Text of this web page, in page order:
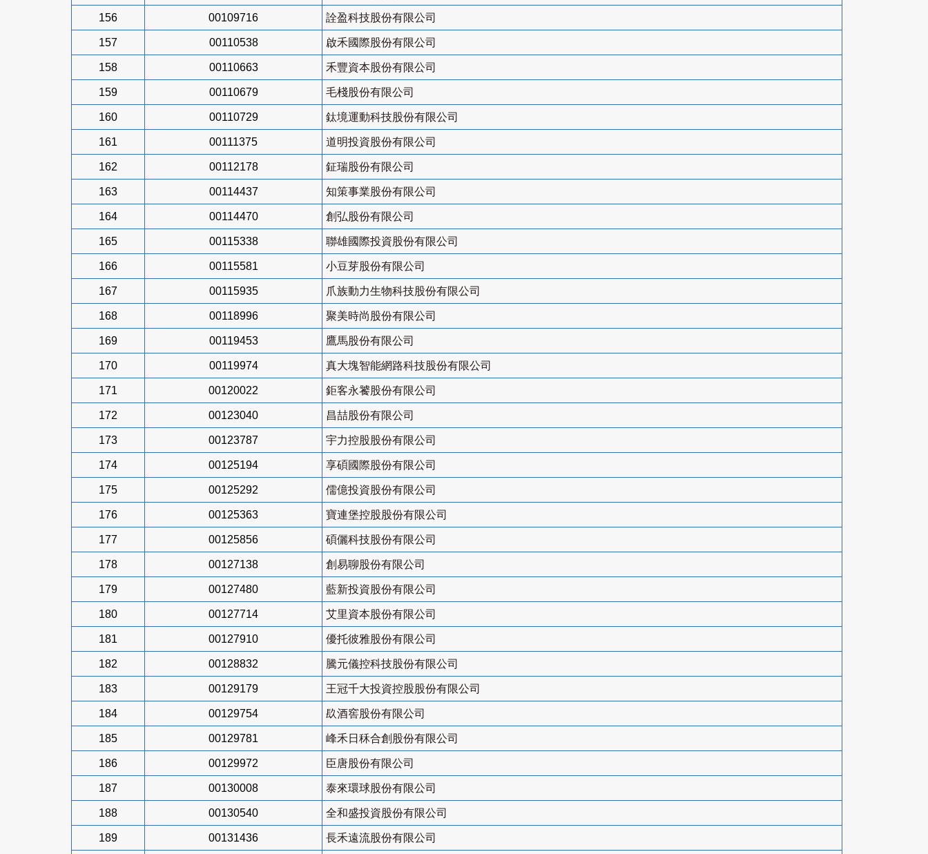
156 00109716 詮盈科技股份有限公司
157 00110538 啟禾國際股份有限公司
158 00110663 禾豐資本股份有限公司
159 00110679 毛棧股份有限公司
160 00110729 鈦境運動科技股份有限公司
161 00111375 道明投資股份有限公司
162 00112178 鉦瑞股份有限公司
163 00114437 知策事業股份有限公司
164 00114470 創弘股份有限公司
165 00115338 聯雄國際投資股份有限公司
166 00115581 小豆芽股份有限公司
167 00115935 爪族動力生物科技股份有限公司
168 00118996 聚美時尚股份有限公司
169 00119453 鷹馬股份有限公司
170 00119974 真大塊智能網路科技股份有限公司
171 00120022 鉅客永饕股份有限公司
172 00123040 昌喆股份有限公司
173 00123787 宇力控股股份有限公司
174 00125194 享碩國際股份有限公司
175 00125292 儒億投資股份有限公司
176 00125363 寶連堡控股股份有限公司
177 00125856 碩儷科技股份有限公司
178 00127138 創易聊股份有限公司
179 00127480 藍新投資股份有限公司
180 00127714 艾里資本股份有限公司
181 00127910 優托彼雅股份有限公司
182 00128832 騰元儀控科技股份有限公司
183 00129179 王冠千大投資控股股份有限公司
184 00129754 镹酒窖股份有限公司
185 00129781 峰禾日秝合創股份有限公司
186 00129972 臣唐股份有限公司
187 00130008 泰來環球股份有限公司
188 00130540 全和盛投資股份有限公司
189 00131436 長禾遠流股份有限公司